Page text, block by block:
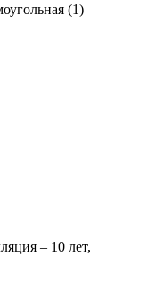
(1)
– 10 лет,